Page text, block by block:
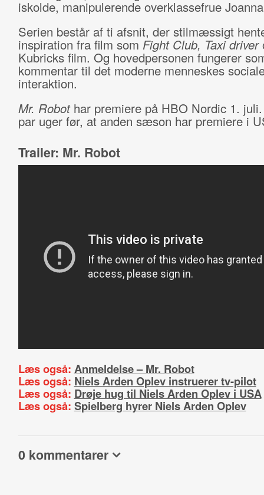
iskolde, manipulerende overklassefrue
Serien består af ti afsnit, der stilmæssigt
inspiration fra film som Fight Club, Taxi driver
Kubricks film. Og hovedpersonen fungerer
kommentar til det moderne menneskes
interaktion.
Mr. Robothar premiere på HBO Nordic 1.
par uger før, at anden sæson har premiere i
Trailer: Mr. Robot
Læs også: Anmeldelse – Mr. Robot
Læs også: Niels Arden Oplev instruerer tv-pilot
Læs også: Drøje hug til Niels Arden Oplev i USA
Læs også: Spielberg hyrer Niels Arden Oplev
0 kommentarer